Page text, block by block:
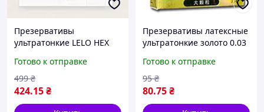
Презервативы
ультратонкие LELO HEX
Готово к отправке
424.15₴
499 ₴
Презервативы латексные
ультратонкие золото 0.03
Готово к отправке
80.75₴
95 ₴